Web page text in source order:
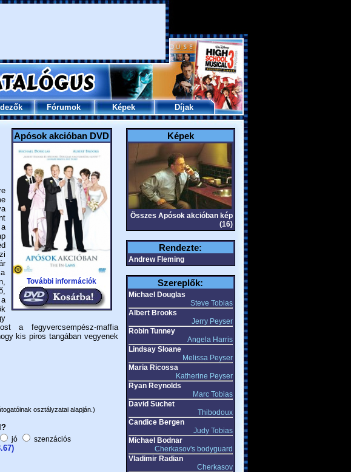
Fórumok Képek Díjak
Apósok akcióban DVD
További információk
a fegyvercsempész-maffia
kis piros tangában vegyenek
osztályzatai alapján.)
jó szenzációs
Képek
Összes Apósok akcióban kép
(16)
Rendezte:
Andrew Fleming
Szereplők:
Michael Douglas
Steve Tobias
Albert Brooks
Jerry Peyser
Robin Tunney
Angela Harris
Lindsay Sloane
Melissa Peyser
Maria Ricossa
Katherine Peyser
Ryan Reynolds
Marc Tobias
David Suchet
Thibodoux
Candice Bergen
Judy Tobias
Michael Bodnar
Cherkasov's bodyguard
Vladimir Radian
Cherkasov